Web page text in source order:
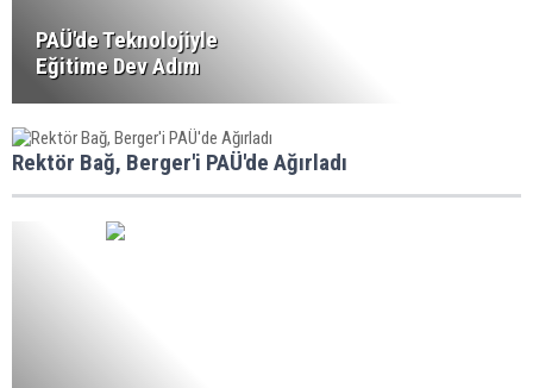
PAÜ'de Teknolojiyle
Eğitime Dev Adım
Rektör Bağ, Berger'i PAÜ'de Ağırladı